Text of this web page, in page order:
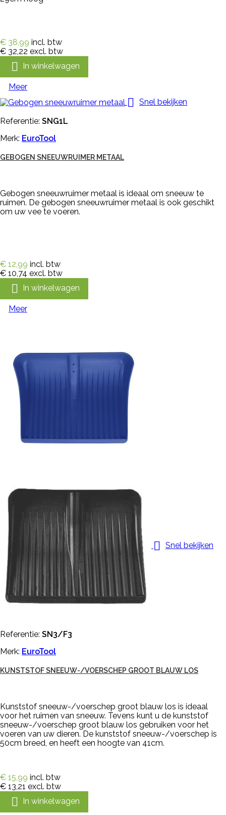
€ 38,99 incl. btw
€ 32,22 excl. btw
 In winkelwagen
Meer
 Snel bekijken
Referentie: SNG1L
Merk: EuroTool
GEBOGEN SNEEUWRUIMER METAAL
Gebogen sneeuwruimer metaal is ideaal om sneeuw te
ruimen. De gebogen sneeuwruimer metaal is ook geschikt
om uw vee te voeren.
€ 12,99 incl. btw
€ 10,74 excl. btw
 In winkelwagen
Meer
 Snel bekijken
Referentie: SN3/F3
Merk: EuroTool
KUNSTSTOF SNEEUW-/VOERSCHEP GROOT BLAUW LOS
Kunststof sneeuw-/voerschep groot blauw los is ideaal
voor het ruimen van sneeuw. Tevens kunt u de kunststof
sneeuw-/voerschep groot blauw los gebruiken voor het
voeren van uw dieren. De kunststof sneeuw-/voerschep is
50cm breed, en heeft een hoogte van 41cm.
€ 15,99 incl. btw
€ 13,21 excl. btw
 In winkelwagen